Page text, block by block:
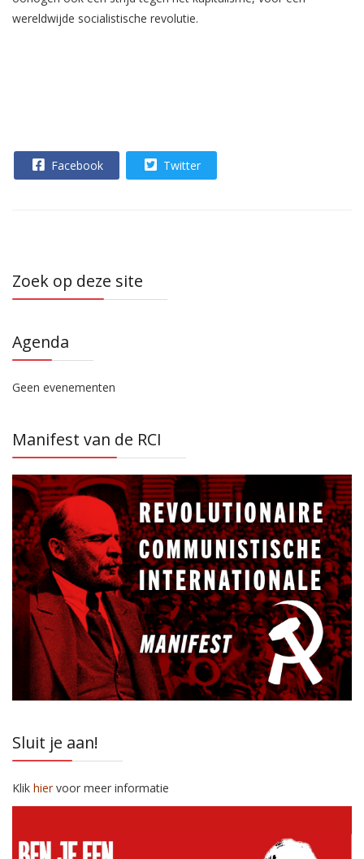
wereldwijde socialistische revolutie.
Facebook Twitter
Zoek op deze site
Agenda
Geen evenementen
Manifest van de RCI
Sluit je aan!
Klik hiervoor meer informatie